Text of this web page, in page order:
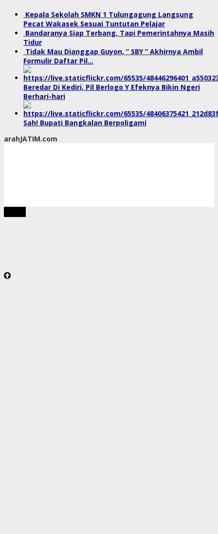
Kepala Sekolah SMKN 1 Tulungagung Langsung
Pecat Wakasek Sesuai Tuntutan Pelajar
Bandaranya Siap Terbang, Tapi Pemerintahnya Masih
Tidur
Tidak Mau Dianggap Guyon, ” SBY ” Akhirnya Ambil
Formulir Daftar Pil…
Beredar Di Kediri, Pil Berlogo Y Efeknya Bikin Ngeri
Berhari-hari
Sah! Bupati Bangkalan Berpoligami
arahJATIM.com